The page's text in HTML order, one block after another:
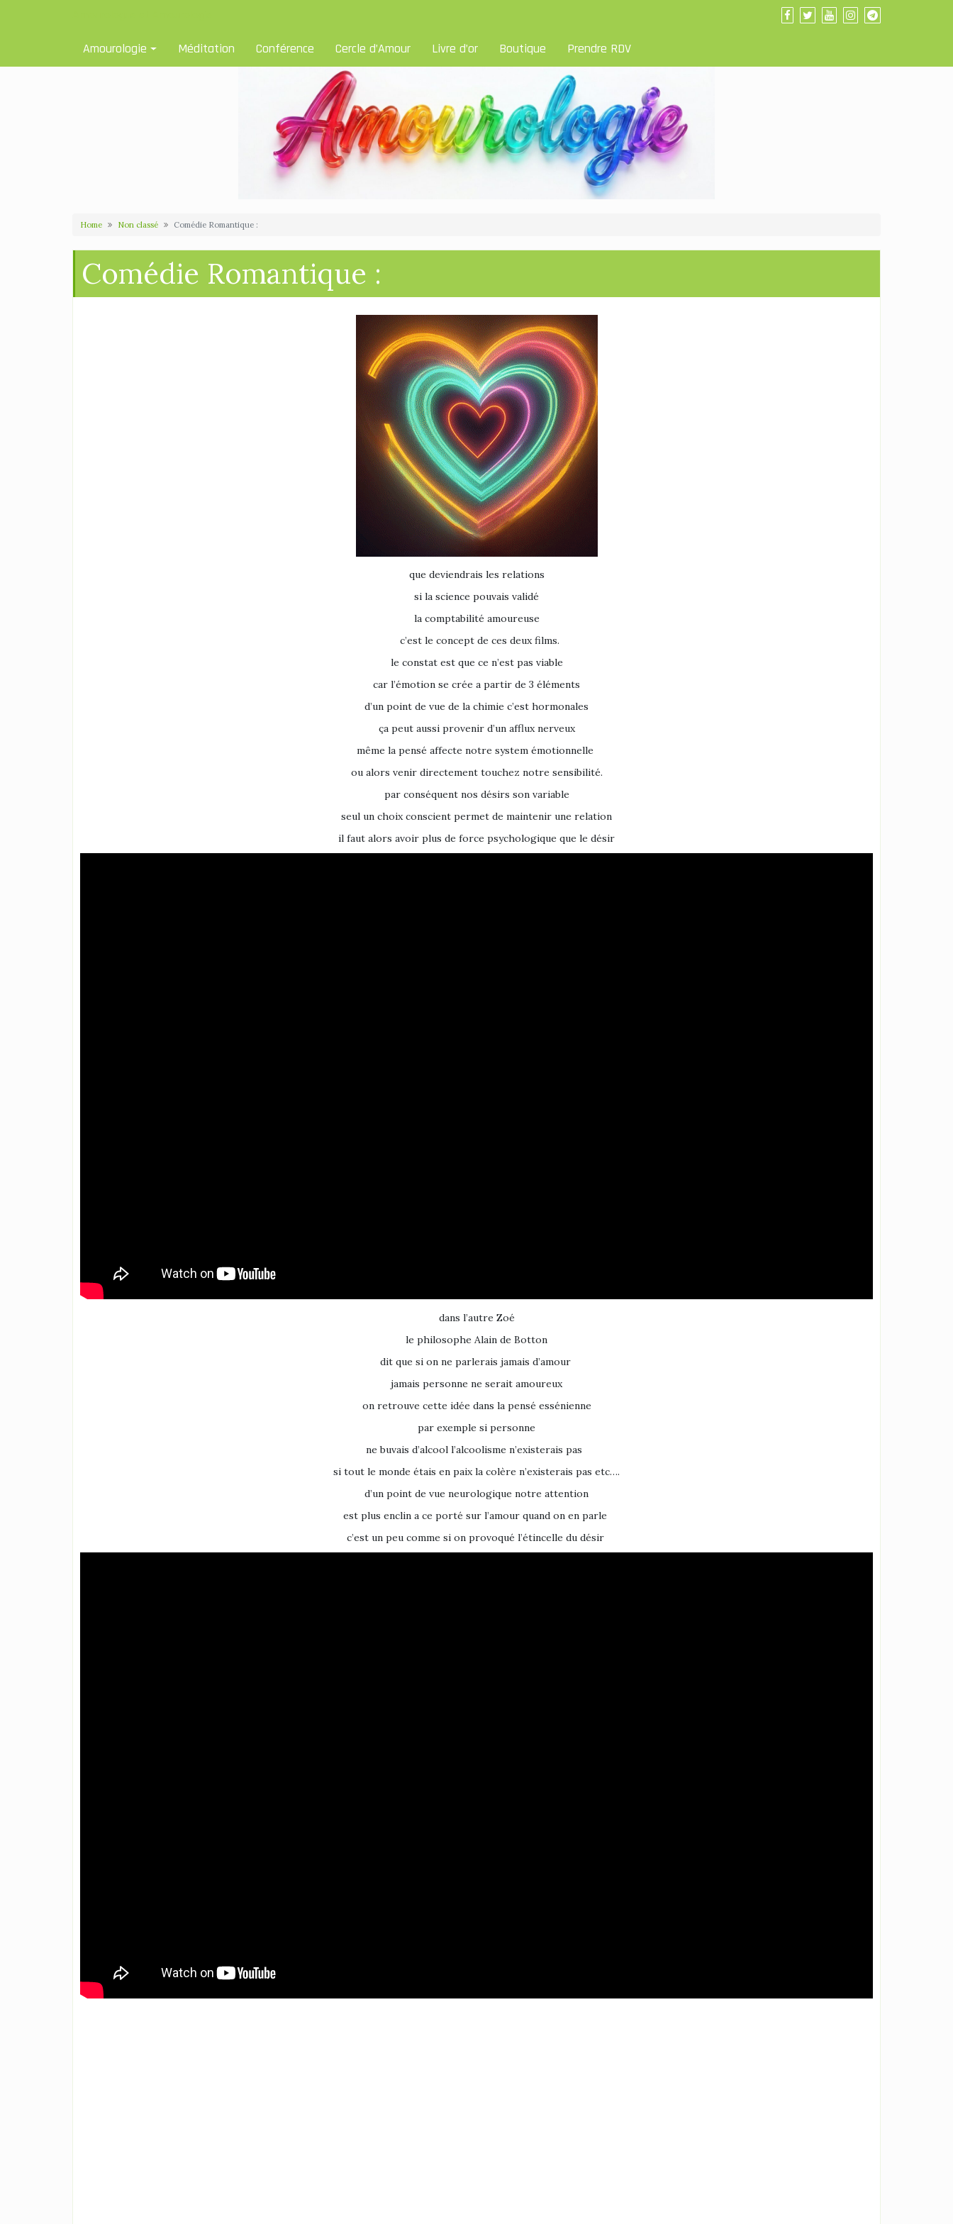
Amourologie Méditation Conférence Cercle d’Amour Livre d’or Boutique Prendre RDV
Home Non classé Comédie Romantique :
Comédie Romantique :
que deviendrais les relations
si la science pouvais validé
la comptabilité amoureuse
c’est le concept de ces deux films.
le constat est que ce n’est pas viable
car l’émotion se crée a partir de 3 éléments
d’un point de vue de la chimie c’est hormonales
ça peut aussi provenir d’un afflux nerveux
même la pensé affecte notre system émotionnelle
ou alors venir directement touchez notre sensibilité.
par conséquent nos désirs son variable
seul un choix conscient permet de maintenir une relation
il faut alors avoir plus de force psychologique que le désir
dans l’autre Zoé
le philosophe Alain de Botton
dit que si on ne parlerais jamais d’amour
jamais personne ne serait amoureux
on retrouve cette idée dans la pensé essénienne
par exemple si personne
ne buvais d’alcool l’alcoolisme n’existerais pas
si tout le monde étais en paix la colère n’existerais pas etc….
d’un point de vue neurologique notre attention
est plus enclin a ce porté sur l’amour quand on en parle
c’est un peu comme si on provoqué l’étincelle du désir